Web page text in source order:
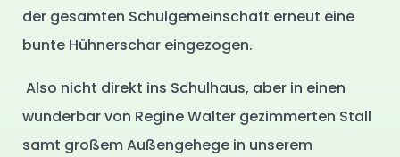
der gesamten Schulgemeinschaft erneut eine
bunte Hühnerschar eingezogen.
Also nicht direkt ins Schulhaus, aber in einen
wunderbar von Regine Walter gezimmerten Stall
samt großem Außengehege in unserem